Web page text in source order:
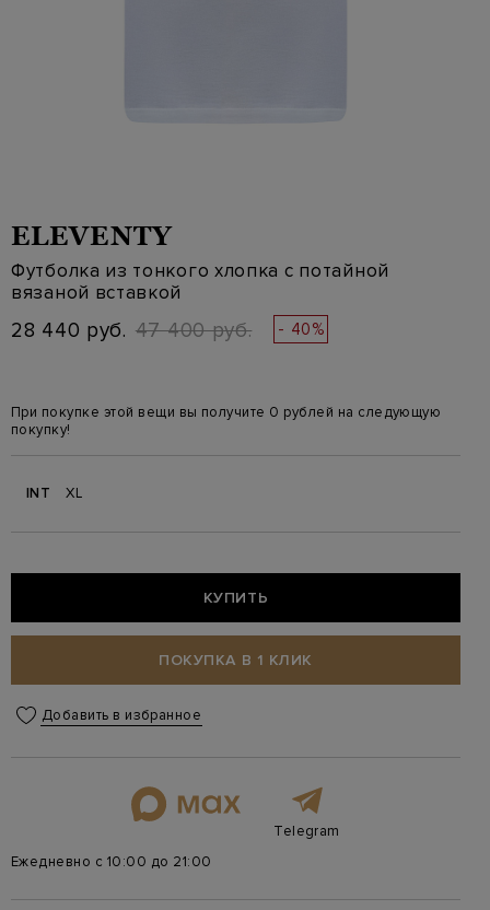
ELEVENTY
Футболка из тонкого хлопка с потайной
вязаной вставкой
28 440 руб. 47 400 руб. - 40%
При покупке этой вещи вы получите 0 рублей на следующую
покупку!
INT XL
КУПИТЬ
ПОКУПКА В 1 КЛИК
Добавить в избранное
Telegram
Ежедневно с 10:00 до 21:00